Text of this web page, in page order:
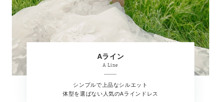
Aライン
A Line
シンプルで上品なシルエット
体型を選ばない人気のAラインドレス